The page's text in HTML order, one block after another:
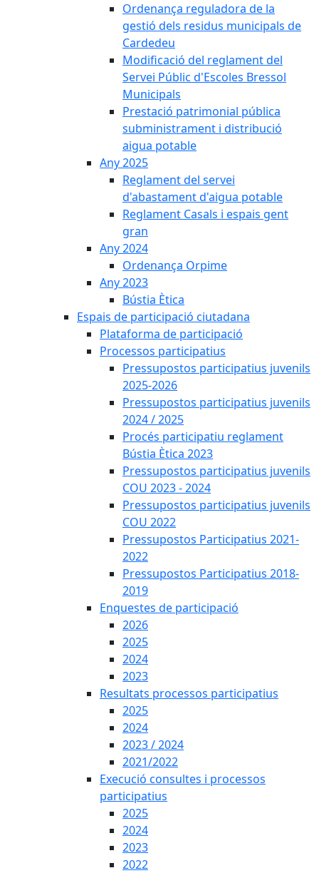
Ordenança reguladora de la
gestió dels residus municipals de
Cardedeu
Modificació del reglament del
Servei Públic d'Escoles Bressol
Municipals
Prestació patrimonial pública
subministrament i distribució
aigua potable
Any 2025
Reglament del servei
d'abastament d'aigua potable
Reglament Casals i espais gent
gran
Any 2024
Ordenança Orpime
Any 2023
Bústia Ètica
Espais de participació ciutadana
Plataforma de participació
Processos participatius
Pressupostos participatius juvenils
2025-2026
Pressupostos participatius juvenils
2024 / 2025
Procés participatiu reglament
Bústia Ètica 2023
Pressupostos participatius juvenils
COU 2023 - 2024
Pressupostos participatius juvenils
COU 2022
Pressupostos Participatius 2021-
2022
Pressupostos Participatius 2018-
2019
Enquestes de participació
2026
2025
2024
2023
Resultats processos participatius
2025
2024
2023 / 2024
2021/2022
Execució consultes i processos
participatius
2025
2024
2023
2022